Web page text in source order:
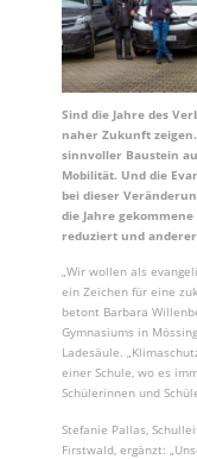
Sind die Jahre des
naher Zukunft
sinnvoller Baustein
Mobilität. Und die
bei dieser
die Jahre
reduziert und
„Wir wollen als
ein Zeichen für eine
betont Barbara
Gymnasiums in
Ladesäule.
einer Schule, wo es
Schülerinnen und
Stefanie Pallas,
Firstwald, ergänzt: